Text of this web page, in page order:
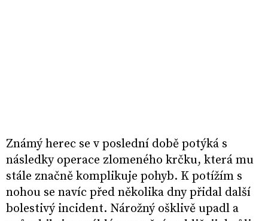
Známý herec se v poslední době potýká s
následky operace zlomeného krčku, která mu
stále značně komplikuje pohyb. K potížím s
nohou se navíc před několika dny přidal další
bolestivý incident. Nárožný ošklivě upadl a